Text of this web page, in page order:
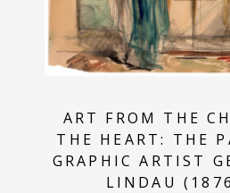
ART FROM THE
THE HEART: THE
GRAPHIC ARTIST
LINDAU